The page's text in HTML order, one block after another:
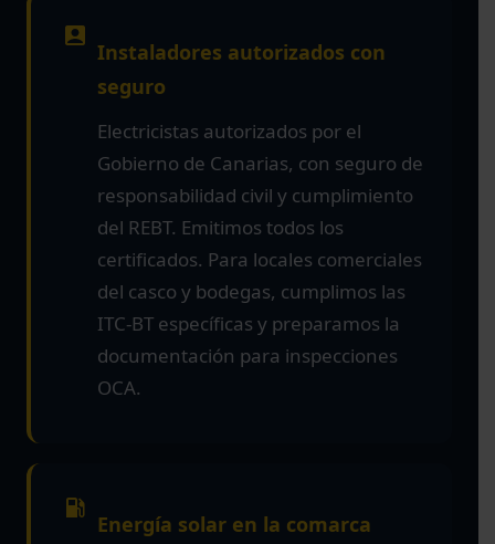
Instaladores autorizados con
seguro
Electricistas autorizados por el
Gobierno de Canarias, con seguro de
responsabilidad civil y cumplimiento
del REBT. Emitimos todos los
certificados. Para locales comerciales
del casco y bodegas, cumplimos las
ITC-BT específicas y preparamos la
documentación para inspecciones
OCA.
Energía solar en la comarca